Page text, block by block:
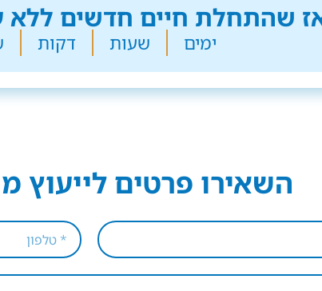
שהתחלת חיים חדשים ללא
ימים שעות דקות
השאירו פרטים לייעוץ